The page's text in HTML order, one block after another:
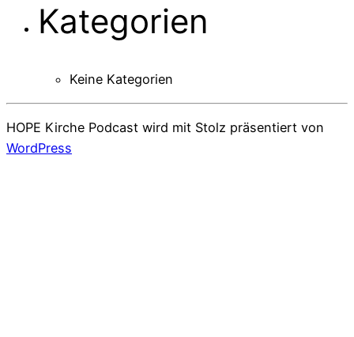
Kategorien
Keine Kategorien
HOPE Kirche Podcast wird mit Stolz präsentiert von
WordPress